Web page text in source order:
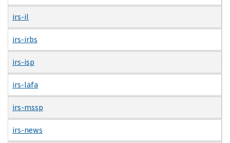
irs-il
irs-irbs
irs-isp
irs-lafa
irs-mssp
irs-news